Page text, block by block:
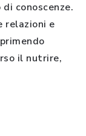
conoscenze.
relazioni e
il nutrire,